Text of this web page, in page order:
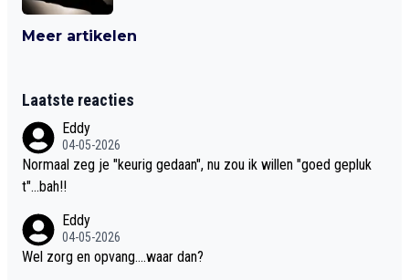
Meer artikelen
Laatste reacties
Eddy
04-05-2026
Normaal zeg je "keurig gedaan", nu zou ik willen "goed gepluk
t"...bah!!
Eddy
04-05-2026
Wel zorg en opvang....waar dan?